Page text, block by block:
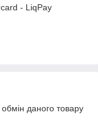
- LiqPay
даного товару